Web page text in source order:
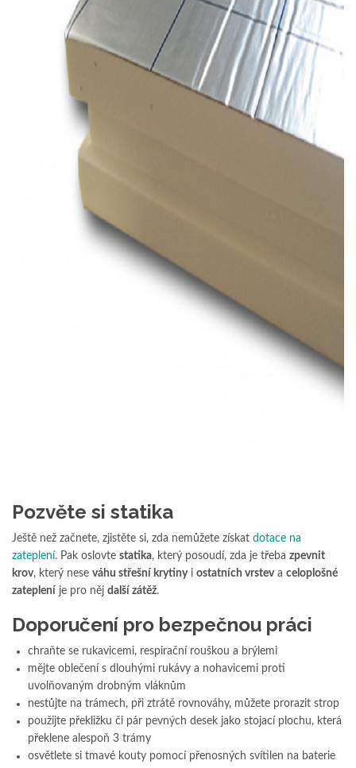
Pozvěte si statika
Ještě než začnete, zjistěte si, zda nemůžete získat dotace na
zateplení. Pak oslovte statika, který posoudí, zda je třeba zpevnit
krov, který nese váhu střešní krytinyi ostatních vrsteva celoplošné
zateplení je pro něj další zátěž.
Doporučení pro bezpečnou práci
chraňte se rukavicemi, respirační rouškou a brýlemi
mějte oblečení s dlouhými rukávy a nohavicemi proti
uvolňovaným drobným vláknům
nestůjte na trámech, při ztrátě rovnováhy, můžete prorazit strop
použijte překližku či pár pevných desek jako stojací plochu, která
překlene alespoň 3 trámy
osvětlete si tmavé kouty pomocí přenosných svítilen na baterie